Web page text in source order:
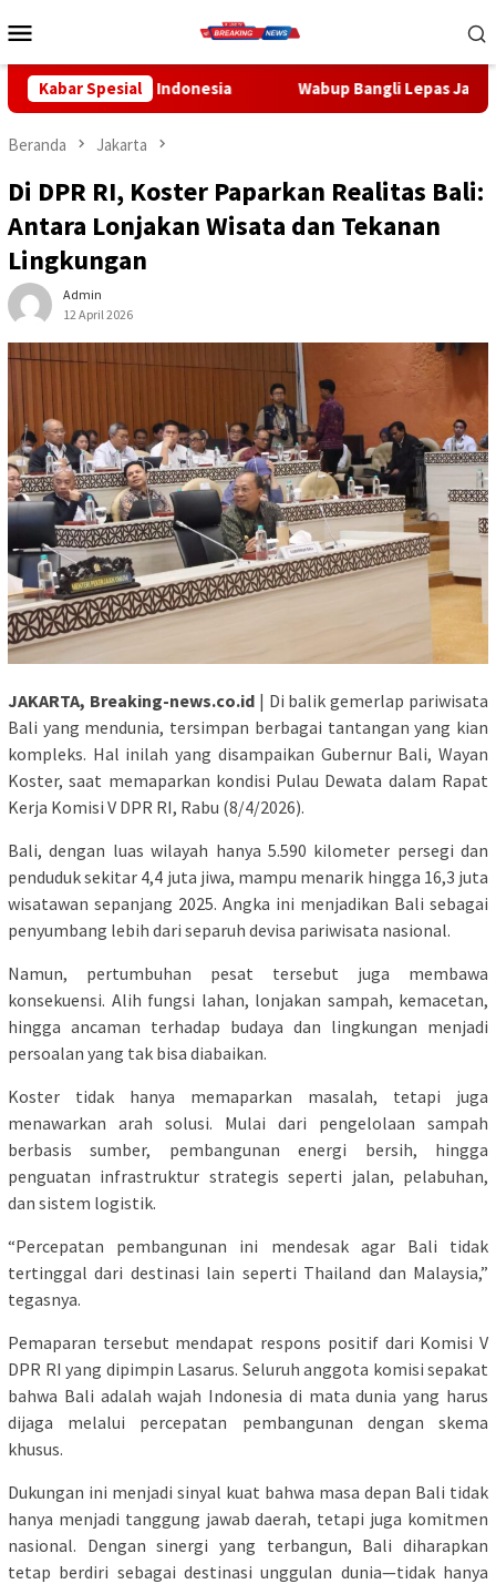
ke
Mobile
Kabar SpesialWabup Bangli Lepas Jalan Santai, Awali
Beranda Jakarta
Di DPR RI, Koster Paparkan Realitas Bali:
Antara Lonjakan Wisata dan Tekanan
Lingkungan
Admin
12 April 2026
JAKARTA, Breaking-news.co.id| Di balik gemerlap pariwisata
Bali yang mendunia, tersimpan berbagai tantangan yang kian
kompleks. Hal inilah yang disampaikan Gubernur Bali, Wayan
Koster, saat memaparkan kondisi Pulau Dewata dalam Rapat
Kerja Komisi V DPR RI, Rabu (8/4/2026).
Bali, dengan luas wilayah hanya 5.590 kilometer persegi dan
penduduk sekitar 4,4 juta jiwa, mampu menarik hingga 16,3 juta
wisatawan sepanjang 2025. Angka ini menjadikan Bali sebagai
penyumbang lebih dari separuh devisa pariwisata nasional.
Namun, pertumbuhan pesat tersebut juga membawa
konsekuensi. Alih fungsi lahan, lonjakan sampah, kemacetan,
hingga ancaman terhadap budaya dan lingkungan menjadi
persoalan yang tak bisa diabaikan.
Koster tidak hanya memaparkan masalah, tetapi juga
menawarkan arah solusi. Mulai dari pengelolaan sampah
berbasis sumber, pembangunan energi bersih, hingga
penguatan infrastruktur strategis seperti jalan, pelabuhan,
dan sistem logistik.
“Percepatan pembangunan ini mendesak agar Bali tidak
tertinggal dari destinasi lain seperti Thailand dan Malaysia,”
tegasnya.
Pemaparan tersebut mendapat respons positif dari Komisi V
DPR RI yang dipimpin Lasarus. Seluruh anggota komisi sepakat
bahwa Bali adalah wajah Indonesia di mata dunia yang harus
dijaga melalui percepatan pembangunan dengan skema
khusus.
Dukungan ini menjadi sinyal kuat bahwa masa depan Bali tidak
hanya menjadi tanggung jawab daerah, tetapi juga komitmen
nasional. Dengan sinergi yang terbangun, Bali diharapkan
tetap berdiri sebagai destinasi unggulan dunia—tidak hanya